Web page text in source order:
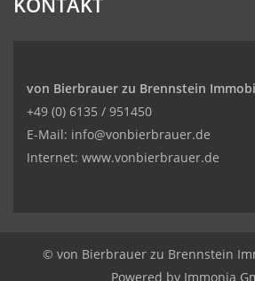
von Bierbrauer zu Brennstein
+49 (0) 6135 / 951450
E-Mail: info@vonbierbrauer.de
Internet: www.vonbierbrauer.de
© von Bierbrauer zu Brennstein
Powered by Immonia